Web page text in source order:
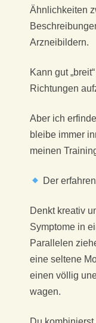
Ähnlichkeiten
Arzneibildern.
Kann gut
Richtungen
Aber ich
bleibe immer
meinen
Der
Denkt kreativ
Symptome in
Parallelen
eine seltene
einen völlig
wagen.